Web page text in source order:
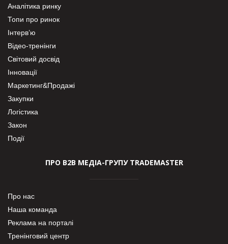
Аналітика ринку
Топи про ринок
Інтерв’ю
Відео-тренінги
Світовий досвід
Інновації
Маркетинг&Продажі
Закупки
Логістика
Закон
Події
ПРО В2В МЕДІА-ГРУПУ TRADEMASTER
Про нас
Наша команда
Реклама на порталі
Тренінговий центр